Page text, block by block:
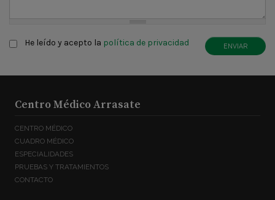
Claúsula *
He leído y acepto la política de privacidad ENVIAR
Centro Médico Arrasate
CENTRO MÉDICO
CUADRO MÉDICO
ESPECIALIDADES
PRUEBAS Y TRATAMIENTOS
CONTACTO